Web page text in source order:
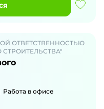
ОТВЕТСТВЕННОСТЬЮ
Работа в офисе